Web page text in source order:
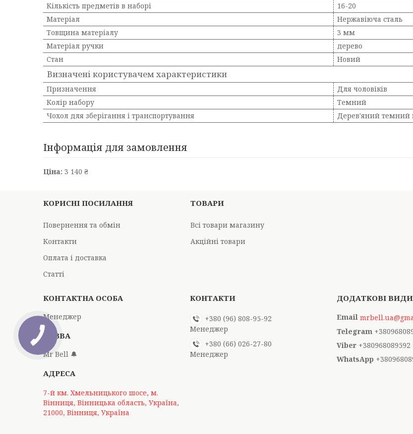
Кількість предметів в наборі
16-20
Матеріал
Нержавіюча сталь
Товщина матеріалу
3 мм
Матеріал ручки
дерево
Стан
Новий
Визначені користувачем характеристики
Призначення
Для чоловіків
Колір набору
Темний
Чохол для зберігання і транспортування
Дерев'яний темний
Інформація для замовлення
Ціна: 3 140 ₴
КОРИСНІ ПОСИЛАННЯ
Повернення та обмін
Контакти
Оплата і доставка
Статті
ТОВАРИ
Всі товари магазину
Акційні товари
Менеджер
Mr Bell 🔔
7-й км. Хмельницького шосе, м.
Вінниця, Вінницька область, Україна,
21000, Вінниця, Україна
+380 (96) 808-95-92
Менеджер
+380 (66) 026-27-80
Менеджер
+380968089592